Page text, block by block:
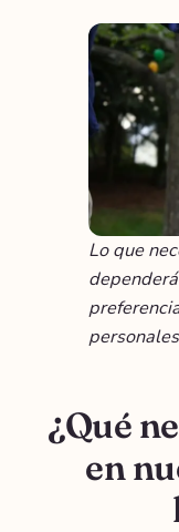
Lo que
personales
¿Qué
en